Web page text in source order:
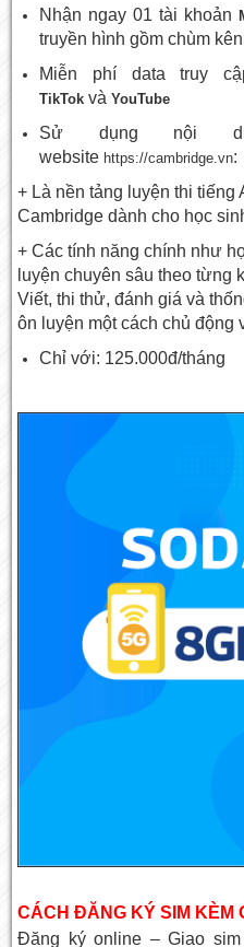
Nhận ngay 01 tài khoản
truyền hình gồm chùm
Miễn phí data truy
TikTokvàYouTube
Sử dụng nội
website https://cambridge.vn:
+ Là nền tảng luyện thi
Cambridge dành cho học
+ Các tính năng chính như
luyện chuyên sâu theo từng
Viết, thi thử, đánh giá và
ôn luyện một cách chủ động
Chỉ với: 125.000đ/tháng
CÁCH ĐĂNG KÝ SIM KÈM
Đăng ký online – Giao